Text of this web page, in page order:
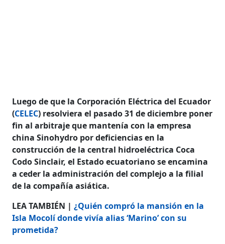
Luego de que la Corporación Eléctrica del Ecuador
(CELEC) resolviera el pasado 31 de diciembre poner
fin al arbitraje que mantenía con la empresa
china Sinohydro por deficiencias en la
construcción de la central hidroeléctrica Coca
Codo Sinclair, el Estado ecuatoriano se encamina
a ceder la administración del complejo a la filial
de la compañía asiática.
LEA TAMBIÉN |¿Quién compró la mansión en la
Isla Mocolí donde vivía alias ‘Marino’ con su
prometida?